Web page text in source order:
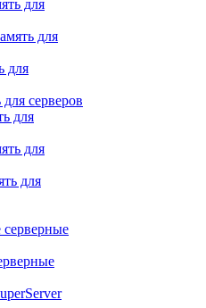
для
для
для
серверов
для
для
для